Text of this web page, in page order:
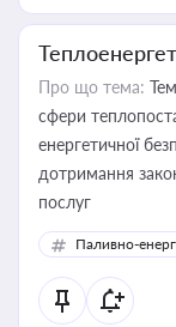
Про що тема:
сфери
енергетичної
дотримання
послуг
Паливно-